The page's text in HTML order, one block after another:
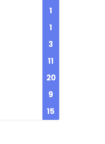
1
1
3
11
20
9
15